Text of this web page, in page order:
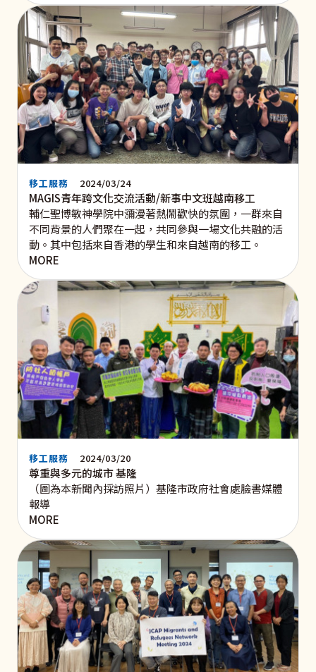
移工服務 2024/03/24
MAGIS青年跨文化交流活動/新事中文班越南移工
輔仁聖博敏神學院中瀰漫著熱鬧歡快的氛圍，一群來自
不同背景的人們聚在一起，共同參與一場文化共融的活
動。其中包括來自香港的學生和來自越南的移工。
MORE
移工服務 2024/03/20
尊重與多元的城市 基隆
（圖為本新聞內採訪照片）基隆市政府社會處臉書媒體
報導
MORE